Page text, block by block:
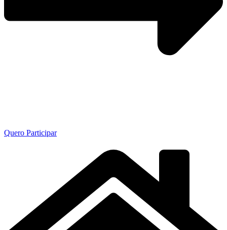
Quero Participar